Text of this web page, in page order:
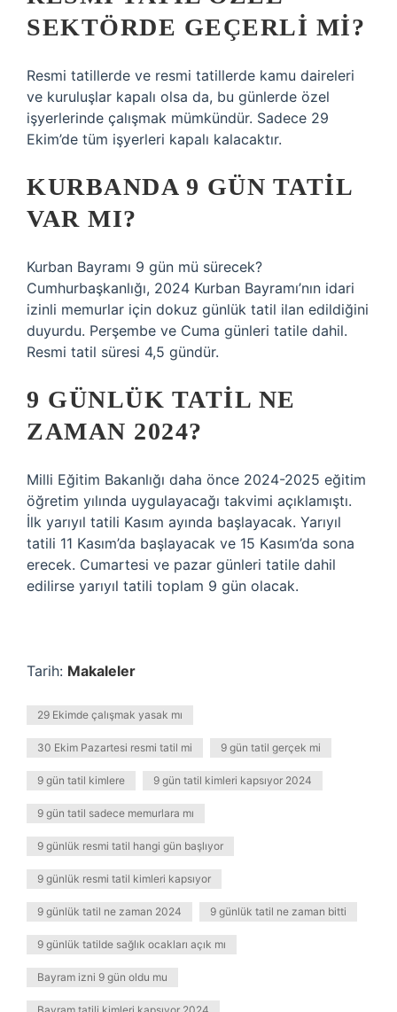
SEKTÖRDE GEÇERLI MI?
Resmi tatillerde ve resmi tatillerde kamu daireleri
ve kuruluşlar kapalı olsa da, bu günlerde özel
işyerlerinde çalışmak mümkündür. Sadece 29
Ekim’de tüm işyerleri kapalı kalacaktır.
KURBANDA 9 GÜN TATIL
VAR MI?
Kurban Bayramı 9 gün mü sürecek?
Cumhurbaşkanlığı, 2024 Kurban Bayramı’nın idari
izinli memurlar için dokuz günlük tatil ilan edildiğini
duyurdu. Perşembe ve Cuma günleri tatile dahil.
Resmi tatil süresi 4,5 gündür.
9 GÜNLÜK TATIL NE
ZAMAN 2024?
Milli Eğitim Bakanlığı daha önce 2024-2025 eğitim
öğretim yılında uygulayacağı takvimi açıklamıştı.
İlk yarıyıl tatili Kasım ayında başlayacak. Yarıyıl
tatili 11 Kasım’da başlayacak ve 15 Kasım’da sona
erecek. Cumartesi ve pazar günleri tatile dahil
edilirse yarıyıl tatili toplam 9 gün olacak.
Tarih: Makaleler
29 Ekimde çalışmak yasak mı
30 Ekim Pazartesi resmi tatil mi 9 gün tatil gerçek mi
9 gün tatil kimlere 9 gün tatil kimleri kapsıyor 2024
9 gün tatil sadece memurlara mı
9 günlük resmi tatil hangi gün başlıyor
9 günlük resmi tatil kimleri kapsıyor
9 günlük tatil ne zaman 2024 9 günlük tatil ne zaman bitti
9 günlük tatilde sağlık ocakları açık mı
Bayram izni 9 gün oldu mu